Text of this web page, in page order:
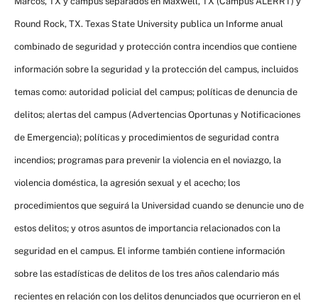
Round Rock, TX. Texas State University publica un Informe anual
combinado de seguridad y protección contra incendios que contiene
información sobre la seguridad y la protección del campus, incluidos
temas como: autoridad policial del campus; políticas de denuncia de
delitos; alertas del campus (Advertencias Oportunas y Notificaciones
de Emergencia); políticas y procedimientos de seguridad contra
incendios; programas para prevenir la violencia en el noviazgo, la
violencia doméstica, la agresión sexual y el acecho; los
procedimientos que seguirá la Universidad cuando se denuncie uno de
estos delitos; y otros asuntos de importancia relacionados con la
seguridad en el campus. El informe también contiene información
sobre las estadísticas de delitos de los tres años calendario más
recientes en relación con los delitos denunciados que ocurrieron en el